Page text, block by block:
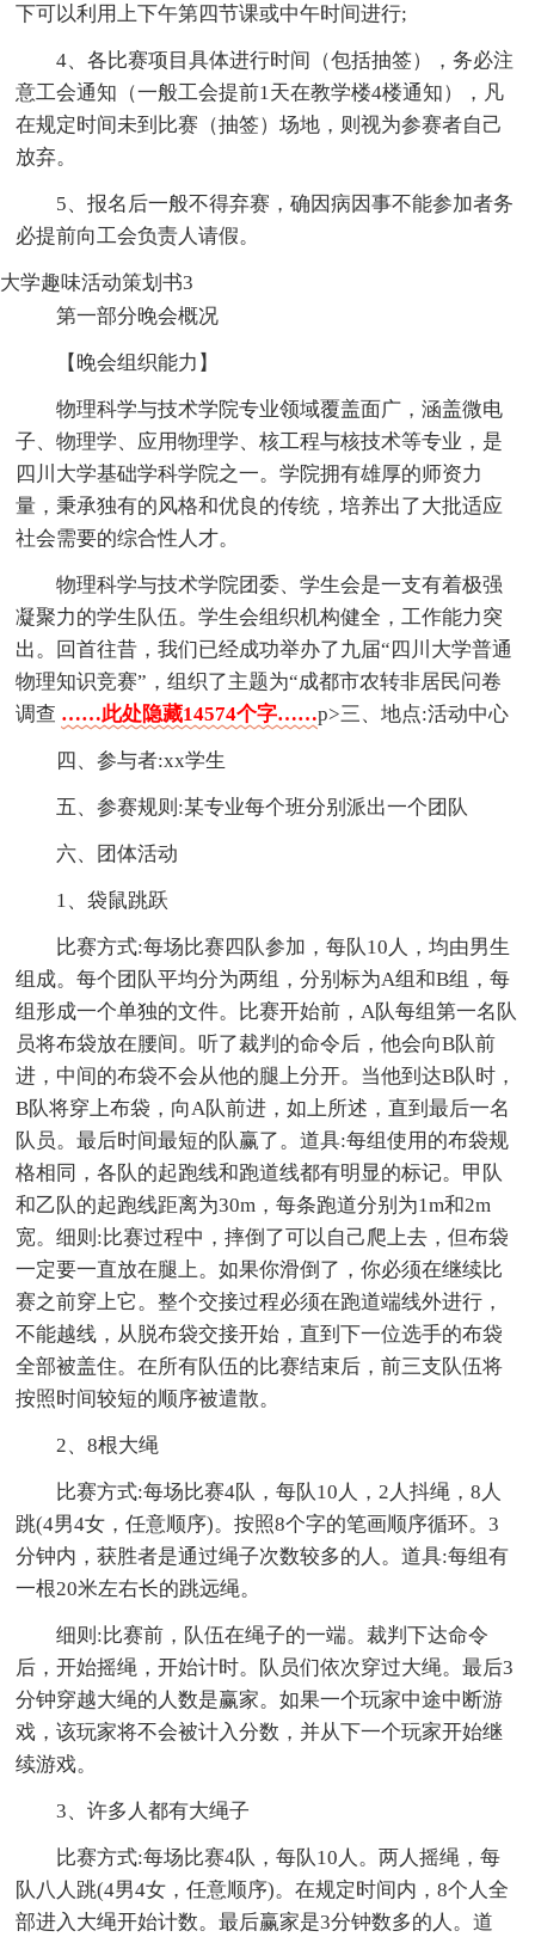
下可以利用上下午第四节课或中午时间进行;
4、各比赛项目具体进行时间（包括抽签），务必注
意工会通知（一般工会提前1天在教学楼4楼通知），凡
在规定时间未到比赛（抽签）场地，则视为参赛者自己
放弃。
5、报名后一般不得弃赛，确因病因事不能参加者务
必提前向工会负责人请假。
大学趣味活动策划书3
第一部分晚会概况
【晚会组织能力】
物理科学与技术学院专业领域覆盖面广，涵盖微电
子、物理学、应用物理学、核工程与核技术等专业，是
四川大学基础学科学院之一。学院拥有雄厚的师资力
量，秉承独有的风格和优良的传统，培养出了大批适应
社会需要的综合性人才。
物理科学与技术学院团委、学生会是一支有着极强
凝聚力的学生队伍。学生会组织机构健全，工作能力突
出。回首往昔，我们已经成功举办了九届“四川大学普通
物理知识竞赛”，组织了主题为“成都市农转非居民问卷
调查 ……此处隐藏14574个字……p>三、地点:活动中心
四、参与者:xx学生
五、参赛规则:某专业每个班分别派出一个团队
六、团体活动
1、袋鼠跳跃
比赛方式:每场比赛四队参加，每队10人，均由男生
组成。每个团队平均分为两组，分别标为A组和B组，每
组形成一个单独的文件。比赛开始前，A队每组第一名队
员将布袋放在腰间。听了裁判的命令后，他会向B队前
进，中间的布袋不会从他的腿上分开。当他到达B队时，
B队将穿上布袋，向A队前进，如上所述，直到最后一名
队员。最后时间最短的队赢了。道具:每组使用的布袋规
格相同，各队的起跑线和跑道线都有明显的标记。甲队
和乙队的起跑线距离为30m，每条跑道分别为1m和2m
宽。细则:比赛过程中，摔倒了可以自己爬上去，但布袋
一定要一直放在腿上。如果你滑倒了，你必须在继续比
赛之前穿上它。整个交接过程必须在跑道端线外进行，
不能越线，从脱布袋交接开始，直到下一位选手的布袋
全部被盖住。在所有队伍的比赛结束后，前三支队伍将
按照时间较短的顺序被遣散。
2、8根大绳
比赛方式:每场比赛4队，每队10人，2人抖绳，8人
跳(4男4女，任意顺序)。按照8个字的笔画顺序循环。3
分钟内，获胜者是通过绳子次数较多的人。道具:每组有
一根20米左右长的跳远绳。
细则:比赛前，队伍在绳子的一端。裁判下达命令
后，开始摇绳，开始计时。队员们依次穿过大绳。最后3
分钟穿越大绳的人数是赢家。如果一个玩家中途中断游
戏，该玩家将不会被计入分数，并从下一个玩家开始继
续游戏。
3、许多人都有大绳子
比赛方式:每场比赛4队，每队10人。两人摇绳，每
队八人跳(4男4女，任意顺序)。在规定时间内，8个人全
部进入大绳开始计数。最后赢家是3分钟数多的人。道